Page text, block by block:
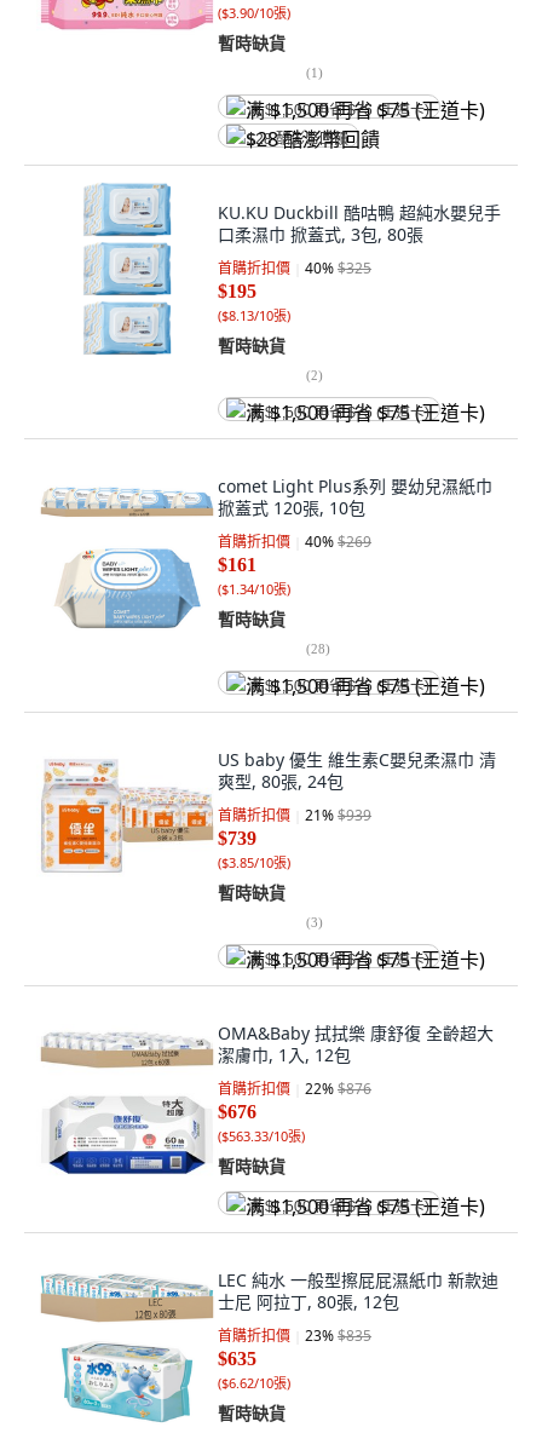
($3.90/10張)
暫時缺貨
(1)
满 $1,500 再省 $75 (王道卡)
$28 酷澎幣回饋
KU.KU Duckbill 酷咕鴨 超純水嬰兒手
口柔濕巾 掀蓋式, 3包, 80張
首購折扣價 40%$325
$195
($8.13/10張)
暫時缺貨
(2)
满 $1,500 再省 $75 (王道卡)
comet Light Plus系列 嬰幼兒濕紙巾
掀蓋式 120張, 10包
首購折扣價 40%$269
$161
($1.34/10張)
暫時缺貨
(28)
满 $1,500 再省 $75 (王道卡)
US baby 優生 維生素C嬰兒柔濕巾 清
爽型, 80張, 24包
首購折扣價 21%$939
$739
($3.85/10張)
暫時缺貨
(3)
满 $1,500 再省 $75 (王道卡)
OMA&Baby 拭拭樂 康舒復 全齡超大
潔膚巾, 1入, 12包
首購折扣價 22%$876
$676
($563.33/10張)
暫時缺貨
满 $1,500 再省 $75 (王道卡)
LEC 純水 一般型擦屁屁濕紙巾 新款迪
士尼 阿拉丁, 80張, 12包
首購折扣價 23%$835
$635
($6.62/10張)
暫時缺貨